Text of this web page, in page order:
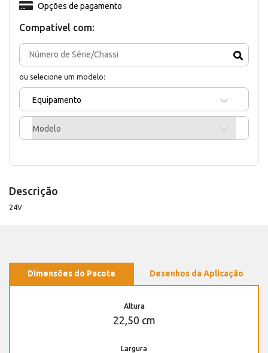
Compativel com:
ou selecione um modelo:
Equipamento
Modelo
Opções de pagamento
Descrição
24V
Dimensões do Pacote Desenhos da Aplicação
Altura
22,50 cm
Largura